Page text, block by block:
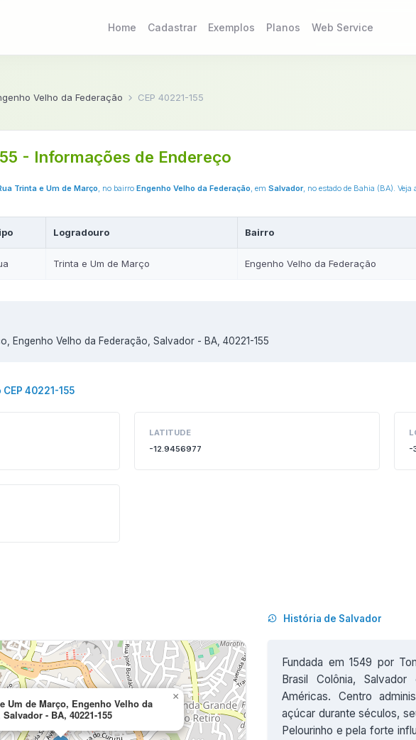
Home Cadastrar Exemplos Planos Web Service
Velho da Federação CEP 40221-155
- Informações de Endereço
Trinta e Um de Março, no bairro Engenho Velho da Federação, em Salvador, no estado de Bahia (BA).
Logradouro Bairro
Trinta e Um de Março Engenho Velho da Federação
Engenho Velho da Federação, Salvador - BA, 40221-155
40221-155
LATITUDE
-12.9456977
-
Um de Março, Engenho Velho da
Salvador - BA, 40221-155
×
História de Salvador
Fundada em 1549 por
Brasil Colônia,
Américas. Centro
açúcar durante séculos,
Pelourinho e pela forte